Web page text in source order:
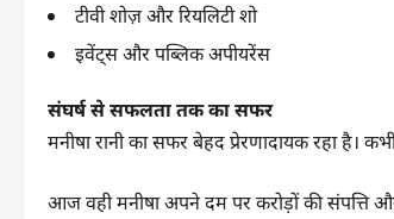
टीवी शोज़ और रियलिटी शो
इवेंट्स और पब्लिक अपीयरेंस
संघर्ष से सफलता तक का सफर
मनीषा रानी का सफर बेहद प्रेरणादायक रहा है।
आज वही मनीषा अपने दम पर करोड़ों की संपत्ति